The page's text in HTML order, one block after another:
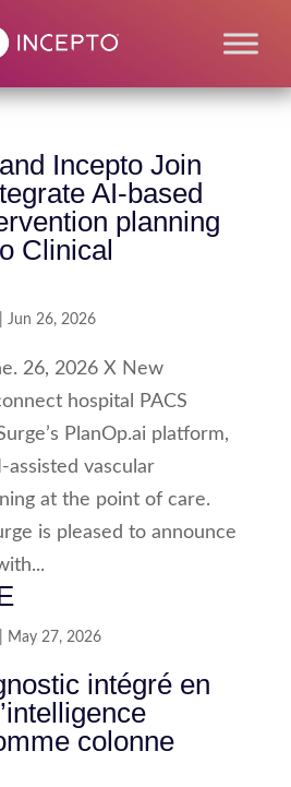
Incepto Join
AI-based
planning
Clinical
Jun 26, 2026
26, 2026 X New
hospital PACS
PlanOp.ai platform,
assisted vascular
at the point of care.
is pleased to announce
May 27, 2026
intégré en
colonne